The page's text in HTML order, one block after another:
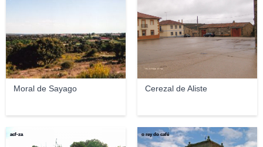
Moral de Sayago Cerezal de Aliste
acf-za o rey do café